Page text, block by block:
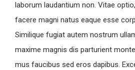
laborum laudantium non. Vitae
facere magni natus eaque esse
Similique fugiat autem nostrum
maxime magnis dis parturient
mus faucibus sed eros dapibus.